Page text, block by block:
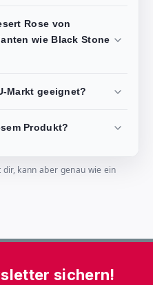
Rose von
wie Black Stone
Markt geeignet?
Produkt?
kann aber genau wie ein
sichern!